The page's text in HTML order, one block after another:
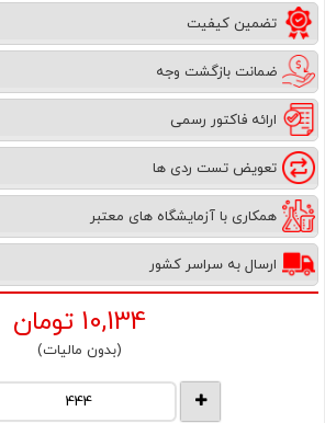
تضمین کیفیت
ضمانت بازگشت وجه
ارائه فاکتور رسمی
تعویض تست ردی ها
همکاری با آزمایشگاه های معتبر
ارسال به سراسر کشور
10,134 تومان
(بدون مالیات)